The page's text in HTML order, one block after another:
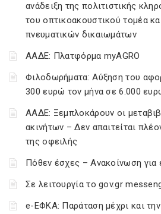
ανάδειξη της πολιτιστικής
του οπτικοακουστικού τομέα
πνευματικών δικαιωμάτων
ΑΑΔΕ: Πλατφόρμα myAGRO
Φιλοδωρήματα: Αύξηση του
300 ευρώ τον μήνα σε 6.000
ΑΑΔΕ: Ξεμπλοκάρουν οι
ακινήτων – Δεν απαιτείται
της οφειλής
Πόθεν έσχες – Ανακοίνωση για
Σε λειτουργία το gov.gr
e-ΕΦΚΑ: Παράταση μέχρι και